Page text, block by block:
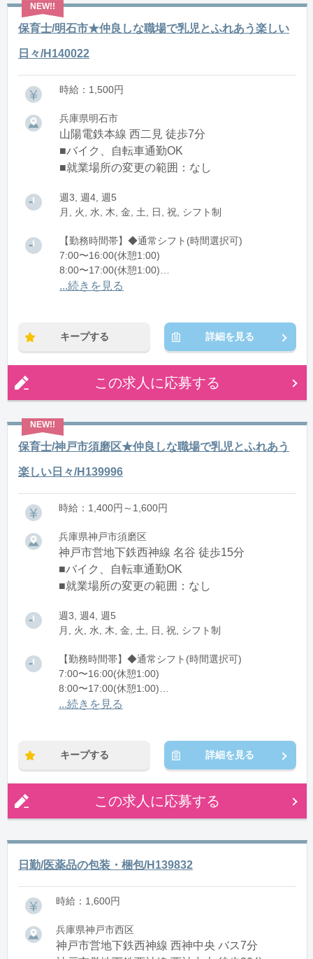
保育士/明石市★仲良しな職場で乳児とふれあう楽しい
日々/H140022
時給：1,500円
兵庫県明石市
山陽電鉄本線 西二見 徒歩7分
■バイク、自転車通勤OK
■就業場所の変更の範囲：なし
週3, 週4, 週5
月, 火, 水, 木, 金, 土, 日, 祝, シフト制
【勤務時間帯】◆通常シフト(時間選択可)
7:00〜16:00(休憩1:00)
8:00〜17:00(休憩1:00)
12:00〜21:00(休憩1:00)
...続きを見る
キープする 詳細を見る
この求人に応募する
保育士/神戸市須磨区★仲良しな職場で乳児とふれあう
楽しい日々/H139996
時給：1,400円～1,600円
兵庫県神戸市須磨区
神戸市営地下鉄西神線 名谷 徒歩15分
■バイク、自転車通勤OK
■就業場所の変更の範囲：なし
週3, 週4, 週5
月, 火, 水, 木, 金, 土, 日, 祝, シフト制
【勤務時間帯】◆通常シフト(時間選択可)
7:00〜16:00(休憩1:00)
8:00〜17:00(休憩1:00)
12:00〜21:00(休憩1:00)
...続きを見る
キープする 詳細を見る
この求人に応募する
日勤/医薬品の包装・梱包/H139832
時給：1,600円
兵庫県神戸市西区
神戸市営地下鉄西神線 西神中央 バス7分